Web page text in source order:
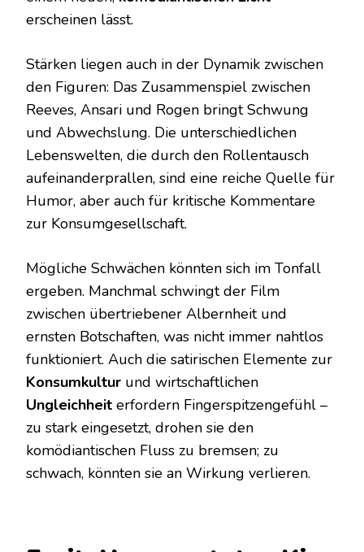
erscheinen lässt.
Stärken liegen auch in der Dynamik zwischen
den Figuren: Das Zusammenspiel zwischen
Reeves, Ansari und Rogen bringt Schwung
und Abwechslung. Die unterschiedlichen
Lebenswelten, die durch den Rollentausch
aufeinanderprallen, sind eine reiche Quelle für
Humor, aber auch für kritische Kommentare
zur Konsumgesellschaft.
Mögliche Schwächen könnten sich im Tonfall
ergeben. Manchmal schwingt der Film
zwischen übertriebener Albernheit und
ernsten Botschaften, was nicht immer nahtlos
funktioniert. Auch die satirischen Elemente zur
Konsumkultur und wirtschaftlichen
Ungleichheit erfordern Fingerspitzengefühl –
zu stark eingesetzt, drohen sie den
komödiantischen Fluss zu bremsen; zu
schwach, könnten sie an Wirkung verlieren.